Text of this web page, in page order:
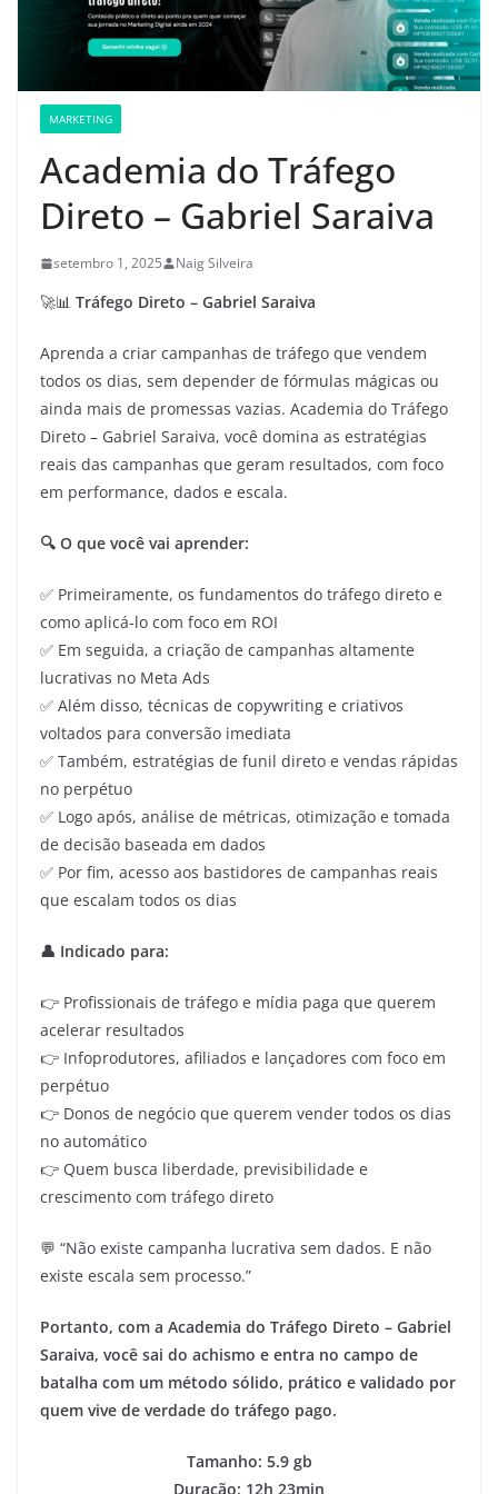
MARKETING
Academia do Tráfego
Direto – Gabriel Saraiva
setembro 1, 2025 Naig Silveira
🚀📊 Tráfego Direto – Gabriel Saraiva
Aprenda a criar campanhas de tráfego que vendem
todos os dias, sem depender de fórmulas mágicas ou
ainda mais de promessas vazias. Academia do Tráfego
Direto – Gabriel Saraiva, você domina as estratégias
reais das campanhas que geram resultados, com foco
em performance, dados e escala.
🔍 O que você vai aprender:
✅ Primeiramente, os fundamentos do tráfego direto e
como aplicá-lo com foco em ROI
✅ Em seguida, a criação de campanhas altamente
lucrativas no Meta Ads
✅ Além disso, técnicas de copywriting e criativos
voltados para conversão imediata
✅ Também, estratégias de funil direto e vendas rápidas
no perpétuo
✅ Logo após, análise de métricas, otimização e tomada
de decisão baseada em dados
✅ Por fim, acesso aos bastidores de campanhas reais
que escalam todos os dias
👤 Indicado para:
👉 Profissionais de tráfego e mídia paga que querem
acelerar resultados
👉 Infoprodutores, afiliados e lançadores com foco em
perpétuo
👉 Donos de negócio que querem vender todos os dias
no automático
👉 Quem busca liberdade, previsibilidade e
crescimento com tráfego direto
💬 “Não existe campanha lucrativa sem dados. E não
existe escala sem processo.”
Portanto, com a Academia do Tráfego Direto – Gabriel
Saraiva, você sai do achismo e entra no campo de
batalha com um método sólido, prático e validado por
quem vive de verdade do tráfego pago.
Tamanho: 5.9 gb
Duração: 12h 23min